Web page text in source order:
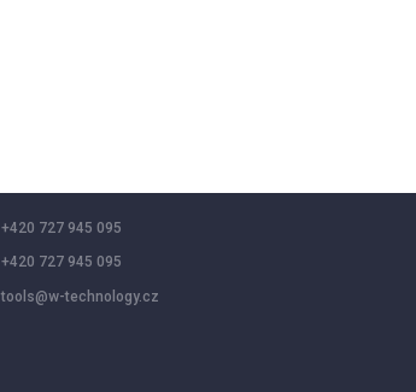
+420 727 945 095
+420 727 945 095
tools@w-technology.cz